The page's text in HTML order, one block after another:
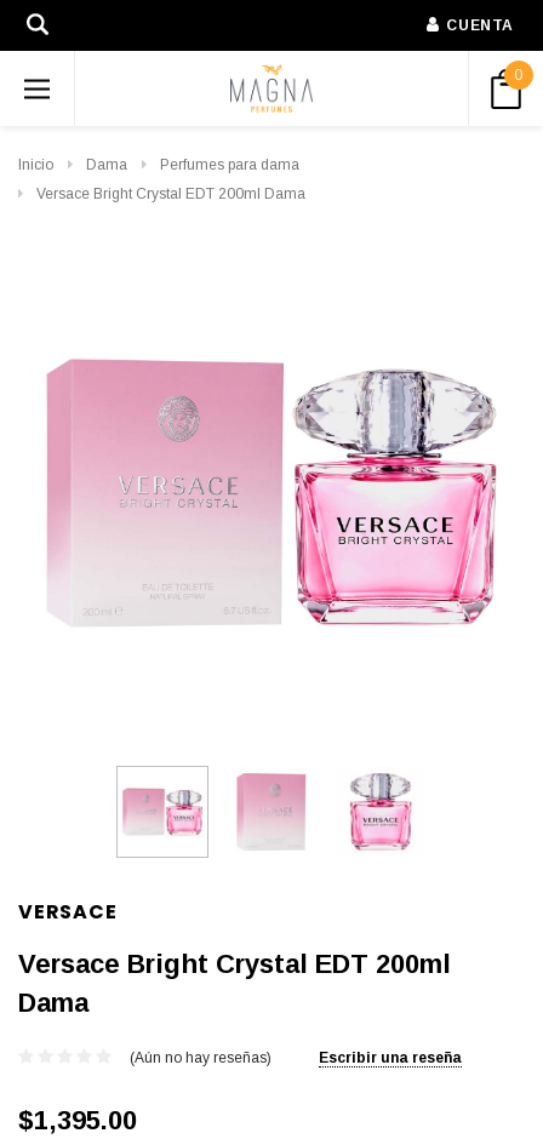
CUENTA
0
Inicio Dama
Perfumes para dama
Versace Bright Crystal EDT 200ml Dama
VERSACE
Versace Bright Crystal EDT 200ml
Dama
(Aún no hay reseñas) Escribir una reseña
$1,395.00